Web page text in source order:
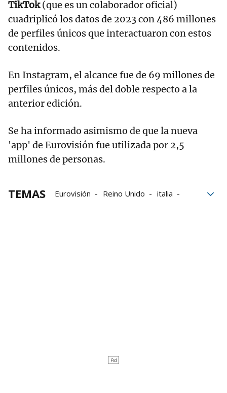
TikTok(que es un colaborador oficial)
cuadriplicó los datos de 2023 con 486 millones
de perfiles únicos que interactuaron con estos
contenidos.
En Instagram, el alcance fue de 69 millones de
perfiles únicos, más del doble respecto a la
anterior edición.
Se ha informado asimismo de que la nueva
'app' de Eurovisión fue utilizada por 2,5
millones de personas.
TEMAS Eurovisión Reino Unido
italia